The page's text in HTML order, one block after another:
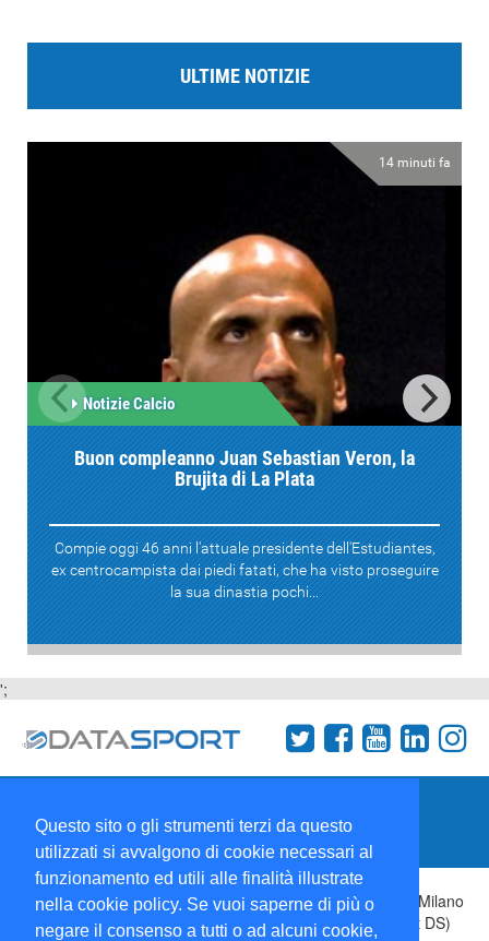
Questo sito o gli strumenti terzi da questo
utilizzati si avvalgono di cookie necessari al
funzionamento ed utili alle finalità illustrate
nella cookie policy. Se vuoi saperne di più o
negare il consenso a tutti o ad alcuni cookie,
ULTIME NOTIZIE
14 minuti fa
Notizie Calcio
Buon compleanno Juan Sebastian Veron, la
Brujita di La Plata
Compie oggi 46 anni l'attuale presidente dell'Estudiantes,
ex centrocampista dai piedi fatati, che ha visto proseguire
la sua dinastia pochi...
';
Collabora con noi
Copyright 1995-2026 © Wise Srl Via Palmanova 8 20132 Milano
Italia - P. IVA 09072090963 | ISSN: 2499-2925 (DataSport DS)